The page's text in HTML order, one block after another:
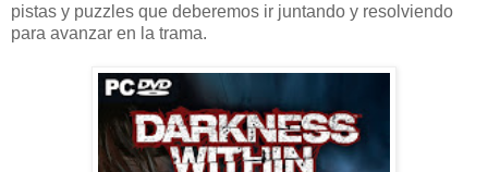
pistas y puzzles que deberemos ir juntando y resolviendo
para avanzar en la trama.